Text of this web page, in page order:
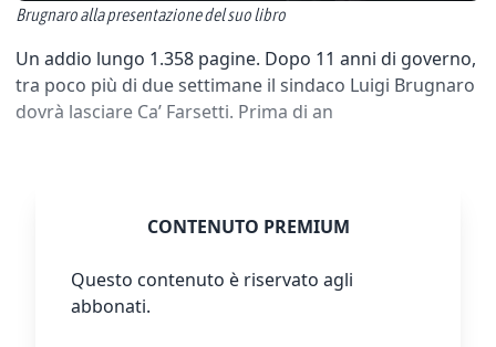
Brugnaro alla presentazione del suo libro
Un addio lungo 1.358 pagine. Dopo 11 anni di governo,
tra poco più di due settimane il sindaco Luigi Brugnaro
dovrà lasciare Ca’ Farsetti. Prima di an
CONTENUTO PREMIUM
Questo contenuto è riservato agli
abbonati.